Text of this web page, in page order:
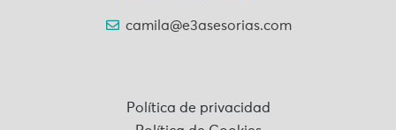
camila@e3asesorias.com
Política de privacidad